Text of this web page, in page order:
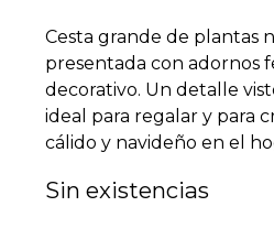
Cesta grande de plantas
presentada con adornos
decorativo. Un detalle
ideal para regalar y para
cálido y navideño en el
Sin existencias